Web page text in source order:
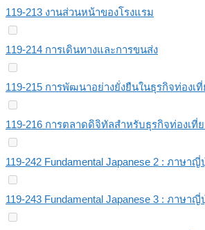
119-213 งานส่วนหน้าของโรงแรม
119-214 การเดินทางและการขนส่ง
119-215 การพัฒนาอย่างยั่งยืนในธุรกิจท่องเ
119-216 การตลาดดิจิทัลสำหรับธุรกิจท่องเที่
119-242 Fundamental Japanese 2 : ภาษา
119-243 Fundamental Japanese 3 : ภาษา